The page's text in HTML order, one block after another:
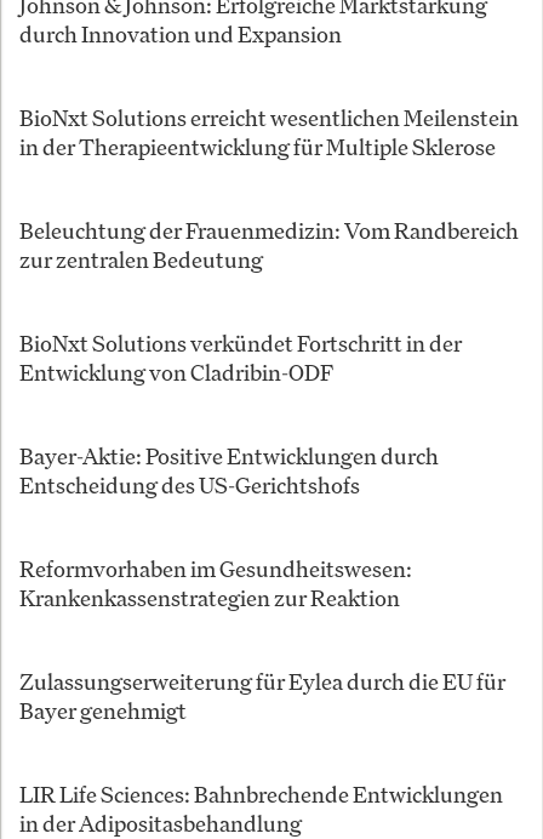
durch Innovation und Expansion
BioNxt Solutions erreicht wesentlichen Meilenstein
in der Therapieentwicklung für Multiple Sklerose
Beleuchtung der Frauenmedizin: Vom Randbereich
zur zentralen Bedeutung
BioNxt Solutions verkündet Fortschritt in der
Entwicklung von Cladribin-ODF
Bayer-Aktie: Positive Entwicklungen durch
Entscheidung des US-Gerichtshofs
Reformvorhaben im Gesundheitswesen:
Krankenkassenstrategien zur Reaktion
Zulassungserweiterung für Eylea durch die EU für
Bayer genehmigt
LIR Life Sciences: Bahnbrechende Entwicklungen
in der Adipositasbehandlung